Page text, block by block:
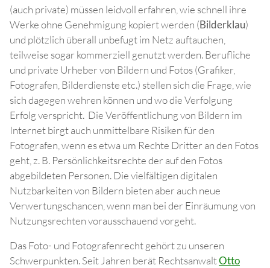
(auch private) müssen leidvoll erfahren, wie schnell ihre
Werke ohne Genehmigung kopiert werden (Bilderklau)
und plötzlich überall unbefugt im Netz auftauchen,
teilweise sogar kommerziell genutzt werden. Berufliche
und private Urheber von Bildern und Fotos (Grafiker,
Fotografen, Bilderdienste etc.) stellen sich die Frage, wie
sich dagegen wehren können und wo die Verfolgung
Erfolg verspricht. Die Veröffentlichung von Bildern im
Internet birgt auch unmittelbare Risiken für den
Fotografen, wenn es etwa um Rechte Dritter an den Fotos
geht, z. B. Persönlichkeitsrechte der auf den Fotos
abgebildeten Personen. Die vielfältigen digitalen
Nutzbarkeiten von Bildern bieten aber auch neue
Verwertungschancen, wenn man bei der Einräumung von
Nutzungsrechten vorausschauend vorgeht.
Das Foto- und Fotografenrecht gehört zu unseren
Schwerpunkten. Seit Jahren berät RechtsanwaltOtto